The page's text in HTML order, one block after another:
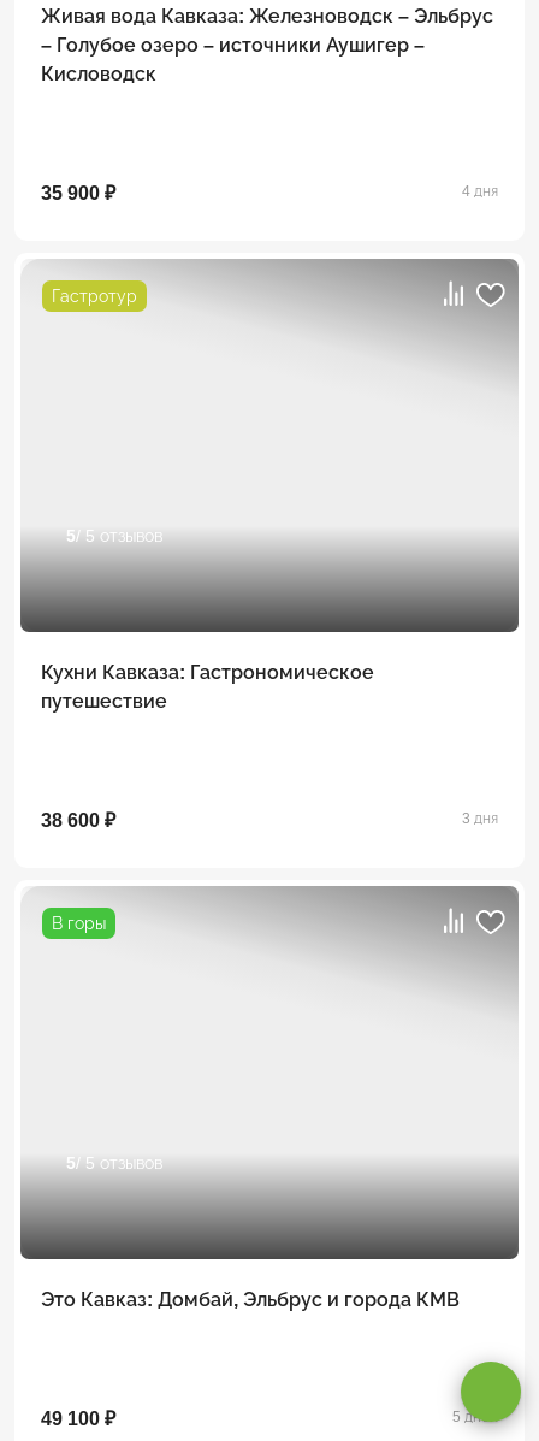
Живая вода Кавказа: Железноводск – Эльбрус
– Голубое озеро – источники Аушигер –
Кисловодск
35 900 ₽ 4 дня
Гастротур
5/ 5 отзывов
Кухни Кавказа: Гастрономическое
путешествие
38 600 ₽ 3 дня
В горы
5/ 5 отзывов
Это Кавказ: Домбай, Эльбрус и города КМВ
49 100 ₽ 5 дней
Оставаясь на сайте, вы даетесогласие на обработку cookie и